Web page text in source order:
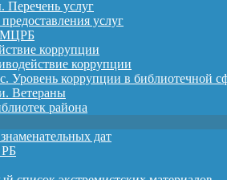
Перечень услуг
услуг
МЦРБ
коррупции
коррупции
Уровень коррупции в библиотечной
Ветераны
района
дат